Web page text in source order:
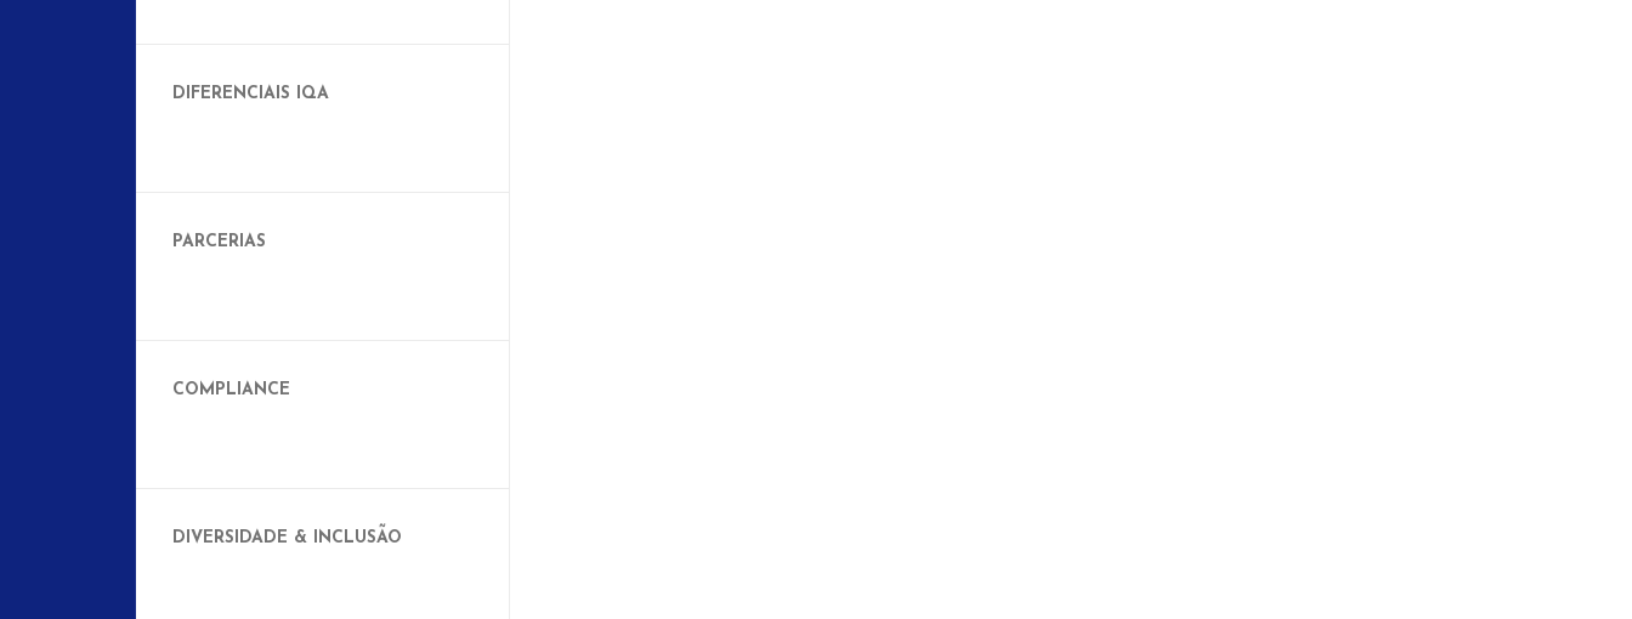
DIFERENCIAIS IQA
PARCERIAS
COMPLIANCE
DIVERSIDADE & INCLUSÃO